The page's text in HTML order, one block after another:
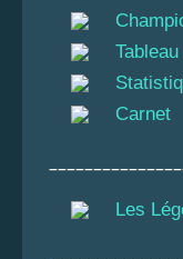
Carnet
Les